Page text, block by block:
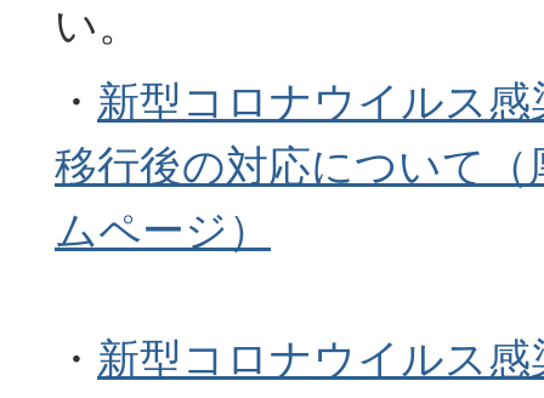
い。
・ 新型コロナウイルス
移行後の対応について（
ムページ）
・ 新型コロナウイルス